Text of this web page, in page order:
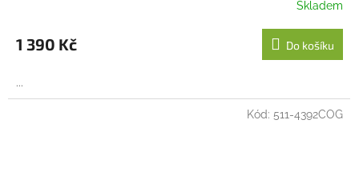
Skladem
1 390 Kč Do košíku
...
Kód: 511-4392COG